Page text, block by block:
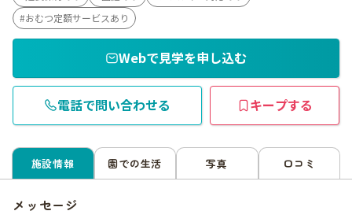
おむつ定額サービスあり
Webで見学を申し込む
電話で問い合わせる キープする
施設情報 園での生活 写真 口コミ
メッセージ